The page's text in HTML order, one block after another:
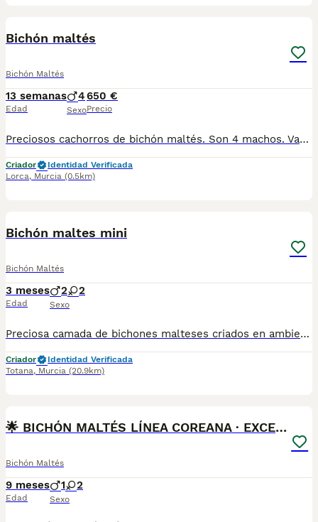
Bichón maltés
Bichón Maltés
13 semanas
Edad
4
Sexo
650 €
Precio
Preciosos cachorros de bichón maltés. Son 4 machos. Vacunas y desparasitaciones correspondientes a su edad. Se pueden ver sin compromiso. Se hacen envíos.
Criador
Identidad Verificada
Lorca, Murcia (0.5km)
Bichón maltes mini
Bichón Maltés
3 meses
Edad
2 2
Sexo
Preciosa camada de bichones malteses criados en ambiente familiar con todas las vacunas y desparasitaciones al día. Se entrega con cartilla veterinaria y revisión veterinaria.
Criador
Identidad Verificada
Totana, Murcia (20.9km)
🌟 BICHÓN MALTÉS LÍNEA COREANA · EXCELENCIA
Bichón Maltés
9 meses
Edad
1 2
Sexo